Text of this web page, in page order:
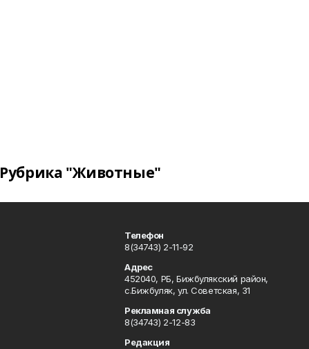
Рубрика "Животные"
Телефон
8(34743) 2-11-92
Адрес
452040, РБ, Бижбулякский район,
с.Бижбуляк, ул. Советская, 31
Рекламная служба
8(34743) 2-12-83
Редакция